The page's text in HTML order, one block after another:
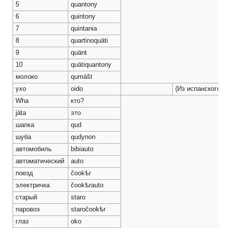
5
quantony
6
quintony
7
quintania
8
quartinoquäti
9
quänt
10
quätiquantony
молоко
qumäšt
ухо
oido
(Из испанского)
Wha
кто?
jäta
это
шапка
qud
шуба
qudynon
автомобиль
bibiauto
автоматический
auto
поезд
čookѣr
электричка
čookѣrauto
старый
staro
паровоз
staročookѣr
глаз
oko